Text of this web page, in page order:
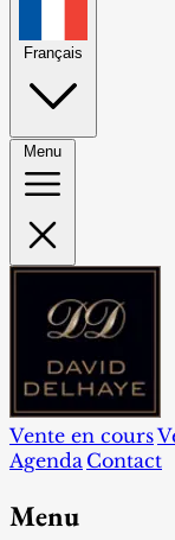
Français
Menu
Vente en cours
Agenda Contact
Menu